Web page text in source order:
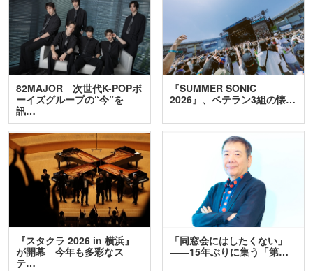
82MAJOR 次世代K-POPボ
ーイズグループの“今”を
訊…
『SUMMER SONIC
2026』、ベテラン3組の懐…
『スタクラ 2026 in 横浜』
が開幕 今年も多彩なス
テ…
「同窓会にはしたくない」
――15年ぶりに集う「第…